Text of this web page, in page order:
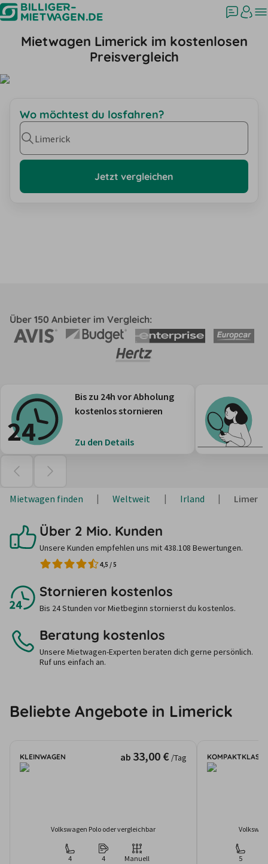
Mietwagen Limerick im kostenlosen
Preisvergleich
Wo möchtest du losfahren?
Limerick
Jetzt vergleichen
Über 150 Anbieter im Vergleich:
Bis zu 24h vor Abholung
kostenlos stornieren
Zu den Details
Mietwagen finden Weltweit Irland
Über 2 Mio. Kunden
Unsere Kunden empfehlen uns mit 438.108 Bewertungen.
4,5 /5
Stornieren kostenlos
Bis 24 Stunden vor Mietbeginn stornierst du kostenlos.
Beratung kostenlos
Unsere Mietwagen-Experten beraten dich gerne persönlich.
Ruf uns einfach an.
Beliebte Angebote in Limerick
KLEINWAGEN ab 33,00 € /Tag
Volkswagen Polo oder vergleichbar
4 4 Manuell
KOMPAKTKLASSE
5